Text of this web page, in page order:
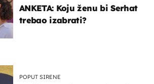
ANKETA: Koju ženu bi Serhat
trebao izabrati?
POPUT SIRENE